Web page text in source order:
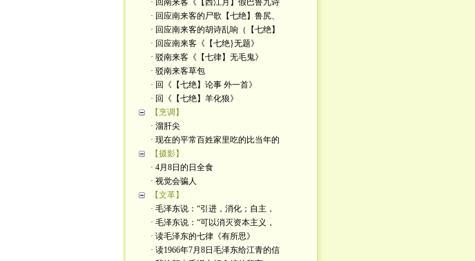
· 回南来客《【西江月】假巴鲁九诗
· 回应南来客的尸歌【七绝】鲁尻、
· 回应南来客的胡诗乱响（【七绝】
· 回应南来客《【七绝}无题》
· 驳南来客《【七律】无毛鬼》
· 驳南来客草包
· 回《【七绝】论事 外一首》
· 回《【七绝】羊化狼》
【烹调】
· 溜肝尖
· 现在的平常百姓家里吃的比当年的
【摄影】
· 4月8日的日全食
· 视觉会骗人
【文革】
· 毛泽东说：“引进，消化；自主，
· 毛泽东说：“可以消灭资本主义，
· 读毛泽东的七律《有所思》
· 读1966年7月8日毛泽东给江青的信